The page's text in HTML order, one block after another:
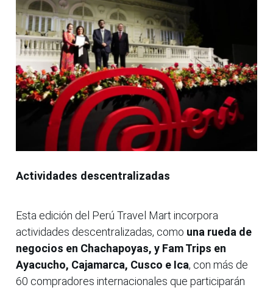
Actividades descentralizadas
Esta edición del Perú Travel Mart incorpora
actividades descentralizadas, como una rueda de
negocios en Chachapoyas, y Fam Trips en
Ayacucho, Cajamarca, Cusco e Ica, con más de
60 compradores internacionales que participarán